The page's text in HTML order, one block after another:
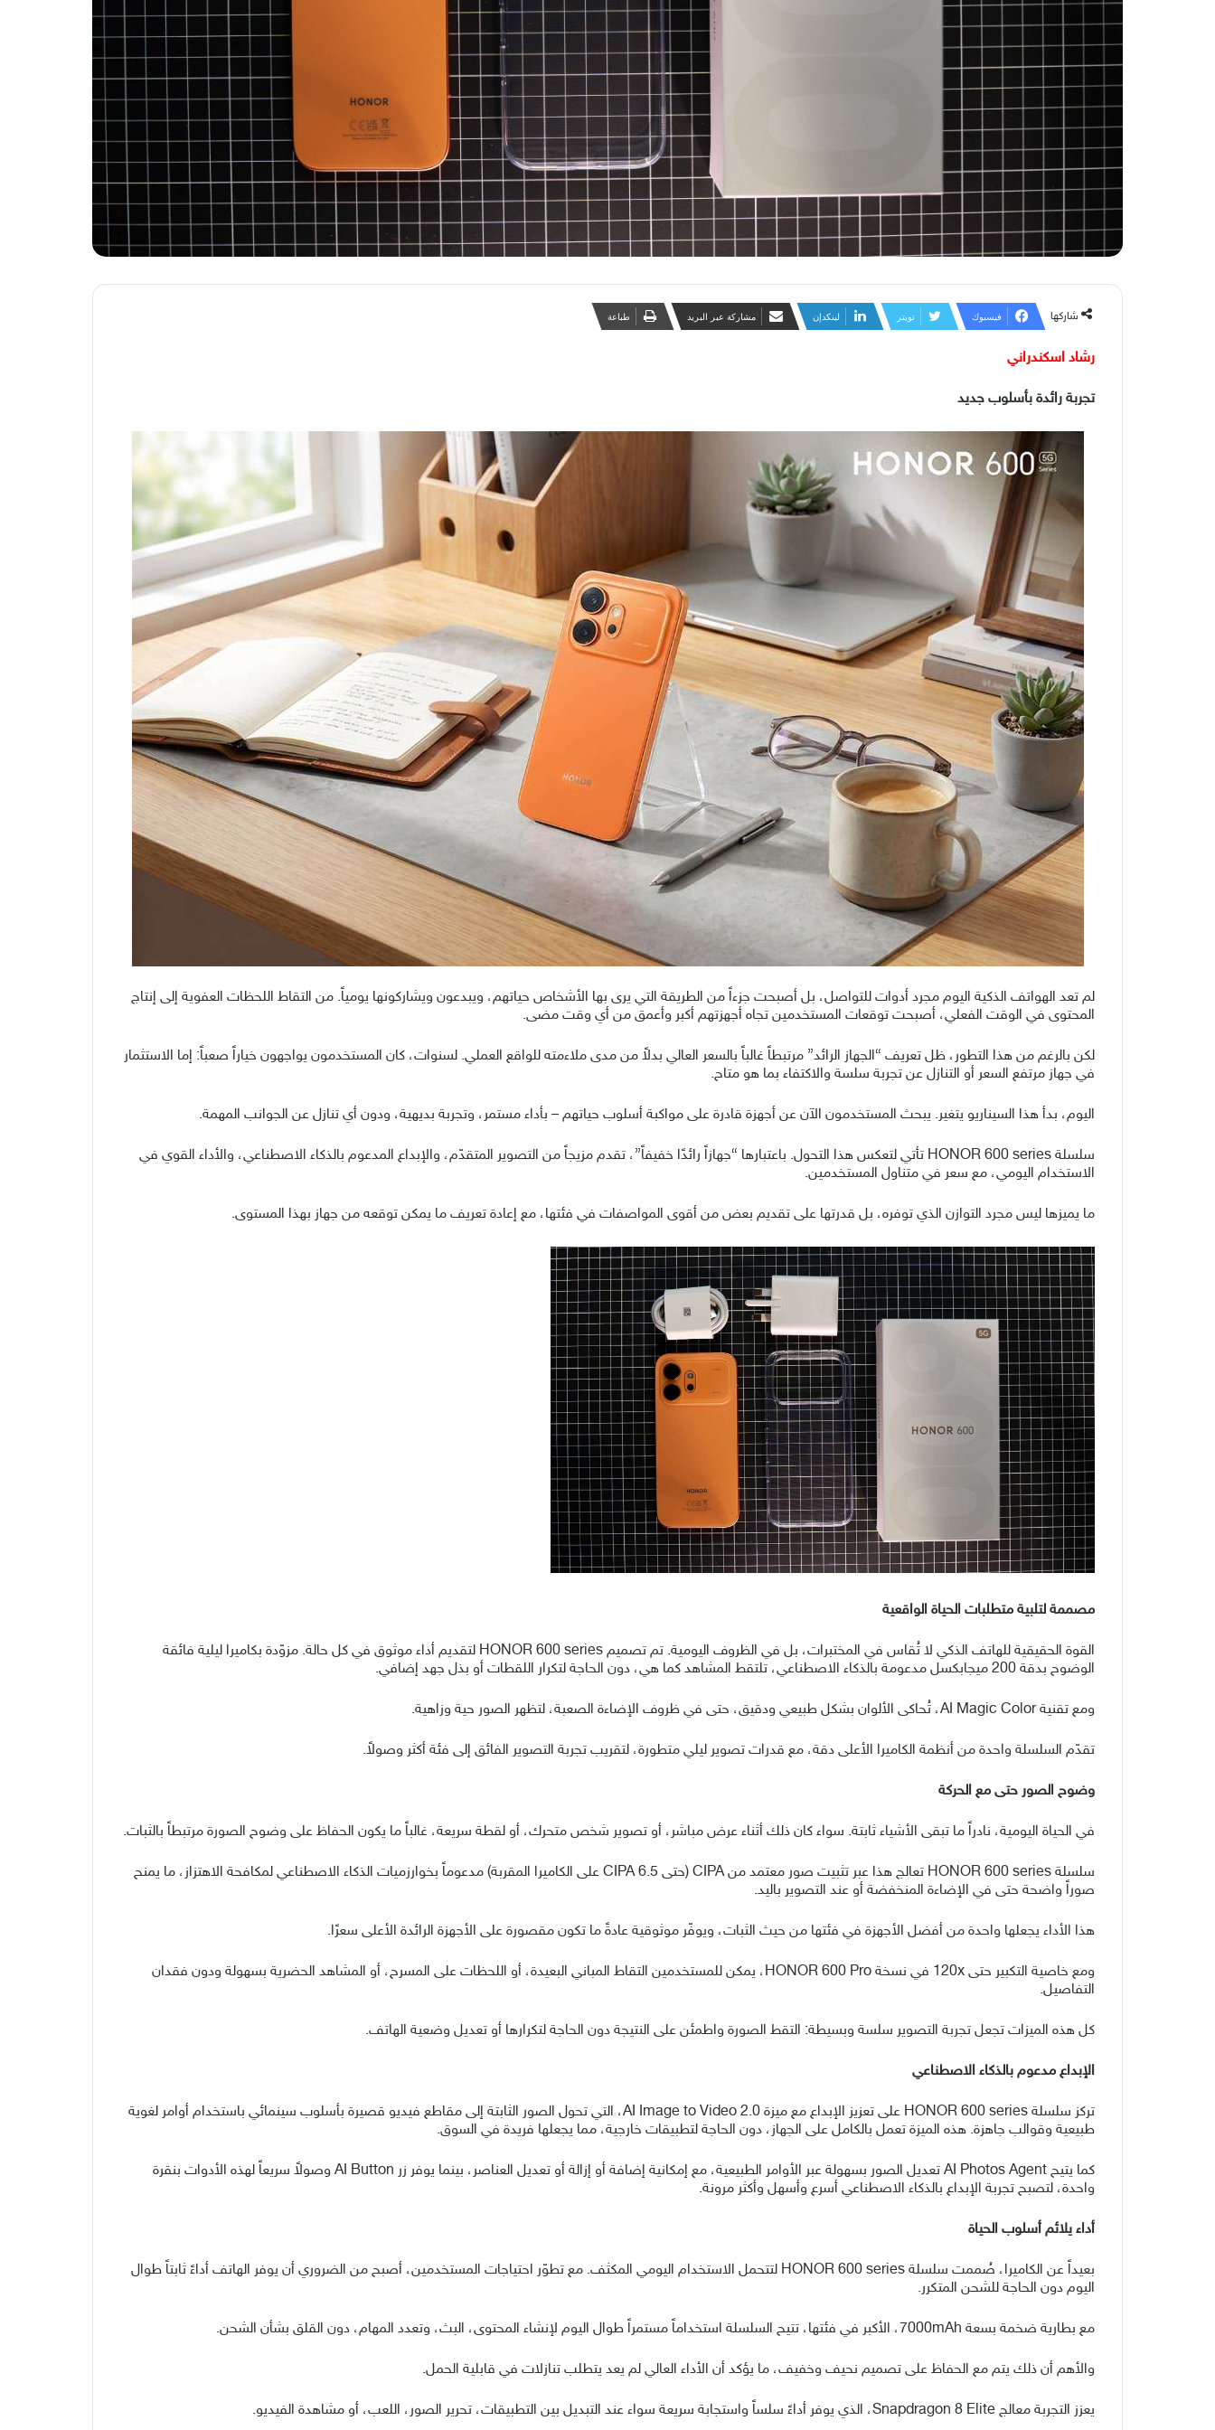
شاركها فيسبوك تويتر لينكدإن مشاركة عبر البريد طباعة
رشاد اسكندراني
تجربة رائدة بأسلوب جديد
لم تعد الهواتف الذكية اليوم مجرد أدوات للتواصل، بل أصبحت جزءاً من الطريقة التي يرى بها الأشخاص حياتهم، ويبدعون ويشاركونها يومياً. من التقاط اللحظات العفوية إلى إنتاج
المحتوى في الوقت الفعلي، أصبحت توقعات المستخدمين تجاه أجهزتهم أكبر وأعمق من أي وقت مضى.
لكن بالرغم من هذا التطور، ظل تعريف “الجهاز الرائد” مرتبطاً غالباً بالسعر العالي بدلاً من مدى ملاءمته للواقع العملي. لسنوات، كان المستخدمون يواجهون خياراً صعباً: إما الاستثمار
في جهاز مرتفع السعر أو التنازل عن تجربة سلسة والاكتفاء بما هو متاح.
اليوم، بدأ هذا السيناريو يتغير. يبحث المستخدمون الآن عن أجهزة قادرة على مواكبة أسلوب حياتهم – بأداء مستمر، وتجربة بديهية، ودون أي تنازل عن الجوانب المهمة.
سلسلة HONOR 600 series تأتي لتعكس هذا التحول. باعتبارها “جهازاً رائدًا خفيفاً”، تقدم مزيجاً من التصوير المتقدّم، والإبداع المدعوم بالذكاء الاصطناعي، والأداء القوي في
الاستخدام اليومي، مع سعر في متناول المستخدمين.
ما يميزها ليس مجرد التوازن الذي توفره، بل قدرتها على تقديم بعض من أقوى المواصفات في فئتها، مع إعادة تعريف ما يمكن توقعه من جهاز بهذا المستوى.
مصممة لتلبية متطلبات الحياة الواقعية
القوة الحقيقية للهاتف الذكي لا تُقاس في المختبرات، بل في الظروف اليومية. تم تصميم HONOR 600 series لتقديم أداء موثوق في كل حالة. مزوّدة بكاميرا ليلية فائقة
الوضوح بدقة 200 ميجابكسل مدعومة بالذكاء الاصطناعي، تلتقط المشاهد كما هي، دون الحاجة لتكرار اللقطات أو بذل جهد إضافي.
ومع تقنية AI Magic Color، تُحاكى الألوان بشكل طبيعي ودقيق، حتى في ظروف الإضاءة الصعبة، لتظهر الصور حية وزاهية.
تقدّم السلسلة واحدة من أنظمة الكاميرا الأعلى دقة، مع قدرات تصوير ليلي متطورة، لتقريب تجربة التصوير الفائق إلى فئة أكثر وصولاً.
وضوح الصور حتى مع الحركة
في الحياة اليومية، نادراً ما تبقى الأشياء ثابتة. سواء كان ذلك أثناء عرض مباشر، أو تصوير شخص متحرك، أو لقطة سريعة، غالباً ما يكون الحفاظ على وضوح الصورة مرتبطاً بالثبات.
سلسلة HONOR 600 series تعالج هذا عبر تثبيت صور معتمد من CIPA (حتى CIPA 6.5 على الكاميرا المقربة) مدعوماً بخوارزميات الذكاء الاصطناعي لمكافحة الاهتزاز، ما يمنح
صوراً واضحة حتى في الإضاءة المنخفضة أو عند التصوير باليد.
هذا الأداء يجعلها واحدة من أفضل الأجهزة في فئتها من حيث الثبات، ويوفّر موثوقية عادةً ما تكون مقصورة على الأجهزة الرائدة الأعلى سعرًا.
ومع خاصية التكبير حتى 120x في نسخة HONOR 600 Pro، يمكن للمستخدمين التقاط المباني البعيدة، أو اللحظات على المسرح، أو المشاهد الحضرية بسهولة ودون فقدان
التفاصيل.
كل هذه الميزات تجعل تجربة التصوير سلسة وبسيطة: التقط الصورة واطمئن على النتيجة دون الحاجة لتكرارها أو تعديل وضعية الهاتف.
الإبداع مدعوم بالذكاء الاصطناعي
تركز سلسلة HONOR 600 series على تعزيز الإبداع مع ميزة AI Image to Video 2.0، التي تحول الصور الثابتة إلى مقاطع فيديو قصيرة بأسلوب سينمائي باستخدام أوامر لغوية
طبيعية وقوالب جاهزة. هذه الميزة تعمل بالكامل على الجهاز، دون الحاجة لتطبيقات خارجية، مما يجعلها فريدة في السوق.
كما يتيح AI Photos Agent تعديل الصور بسهولة عبر الأوامر الطبيعية، مع إمكانية إضافة أو إزالة أو تعديل العناصر، بينما يوفر زر AI Button وصولاً سريعاً لهذه الأدوات بنقرة
واحدة، لتصبح تجربة الإبداع بالذكاء الاصطناعي أسرع وأسهل وأكثر مرونة.
أداء يلائم أسلوب الحياة
بعيداً عن الكاميرا، صُممت سلسلة HONOR 600 series لتتحمل الاستخدام اليومي المكثف. مع تطوّر احتياجات المستخدمين، أصبح من الضروري أن يوفر الهاتف أداءً ثابتاً طوال
اليوم دون الحاجة للشحن المتكرر.
مع بطارية ضخمة بسعة 7000mAh، الأكبر في فئتها، تتيح السلسلة استخداماً مستمراً طوال اليوم لإنشاء المحتوى، البث، وتعدد المهام، دون القلق بشأن الشحن.
والأهم أن ذلك يتم مع الحفاظ على تصميم نحيف وخفيف، ما يؤكد أن الأداء العالي لم يعد يتطلب تنازلات في قابلية الحمل.
يعزز التجربة معالج Snapdragon 8 Elite، الذي يوفر أداءً سلساً واستجابة سريعة سواء عند التبديل بين التطبيقات، تحرير الصور، اللعب، أو مشاهدة الفيديو.